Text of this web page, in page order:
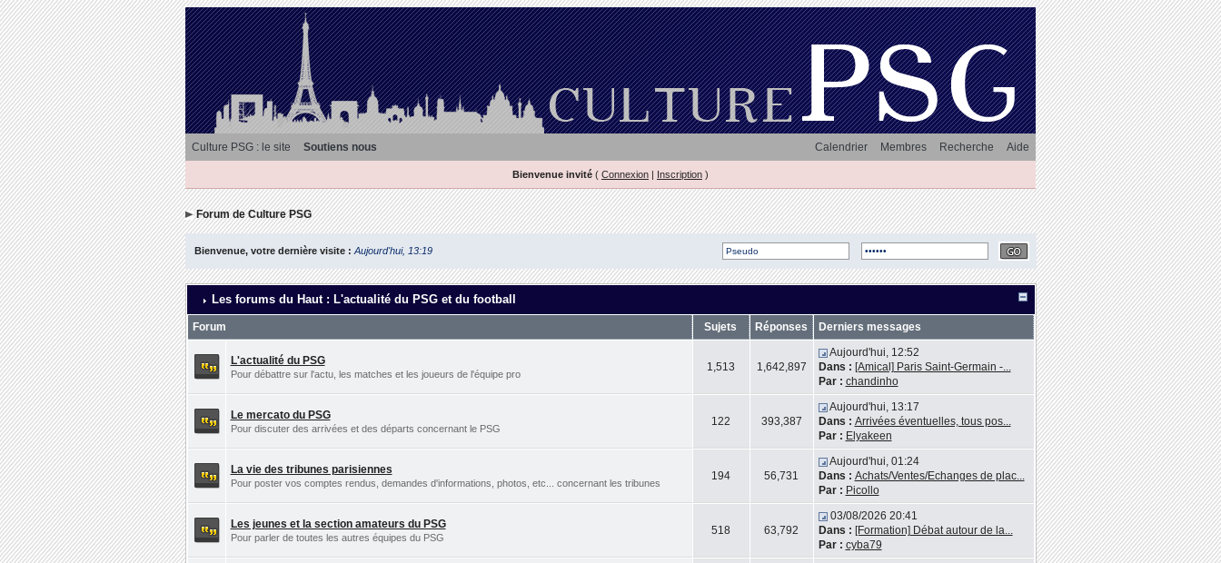
Culture PSG : le site Soutiens nous Aide
Recherche
Membres
Calendrier
Bienvenue invité ( Connexion | Inscription )
Forum de Culture PSG
Bienvenue, votre dernière visite : Aujourd'hui, 13:19
Les forums du Haut : L'actualité du PSG et du football
Forum Sujets Réponses Derniers messages
L'actualité du PSG
Pour débattre sur l'actu, les matches et les joueurs de l'équipe pro
1,513 1,642,897
Aujourd'hui, 12:52
Dans : [Amical] Paris Saint-Germain -...
Par : chandinho
Le mercato du PSG
Pour discuter des arrivées et des départs concernant le PSG
122 393,387
Aujourd'hui, 13:17
Dans : Arrivées éventuelles, tous pos...
Par : Elyakeen
La vie des tribunes parisiennes
Pour poster vos comptes rendus, demandes d'informations, photos, etc... concernant les tribunes
194 56,731
Aujourd'hui, 01:24
Dans : Achats/Ventes/Echanges de plac...
Par : Picollo
Les jeunes et la section amateurs du PSG
Pour parler de toutes les autres équipes du PSG
518 63,792
03/08/2026 20:41
Dans : [Formation] Débat autour de la...
Par : cyba79